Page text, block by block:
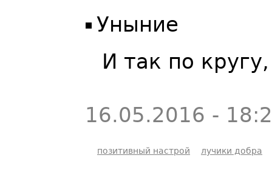
Уныние
И так по
16.05.2016 -
позитивный настрой лучики добра